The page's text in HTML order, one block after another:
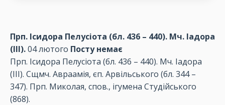
Прп. Ісидора Пелусіота (бл. 436 – 440). Мч. Іадора
(III).04 лютого Посту немає
Прп. Ісидора Пелусіота (бл. 436 – 440). Мч. Іадора
(III). Сщмч. Авраамія, єп. Арвільського (бл. 344 –
347). Прп. Миколая, спов., ігумена Студійського
(868).